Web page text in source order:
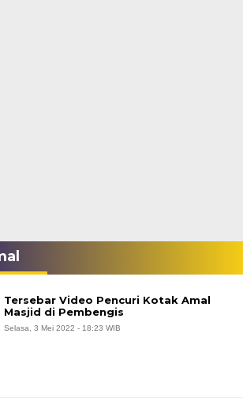
Tersebar Video Pencuri Kotak Amal
Masjid di Pembengis
Selasa, 3 Mei 2022 - 18:23 WIB